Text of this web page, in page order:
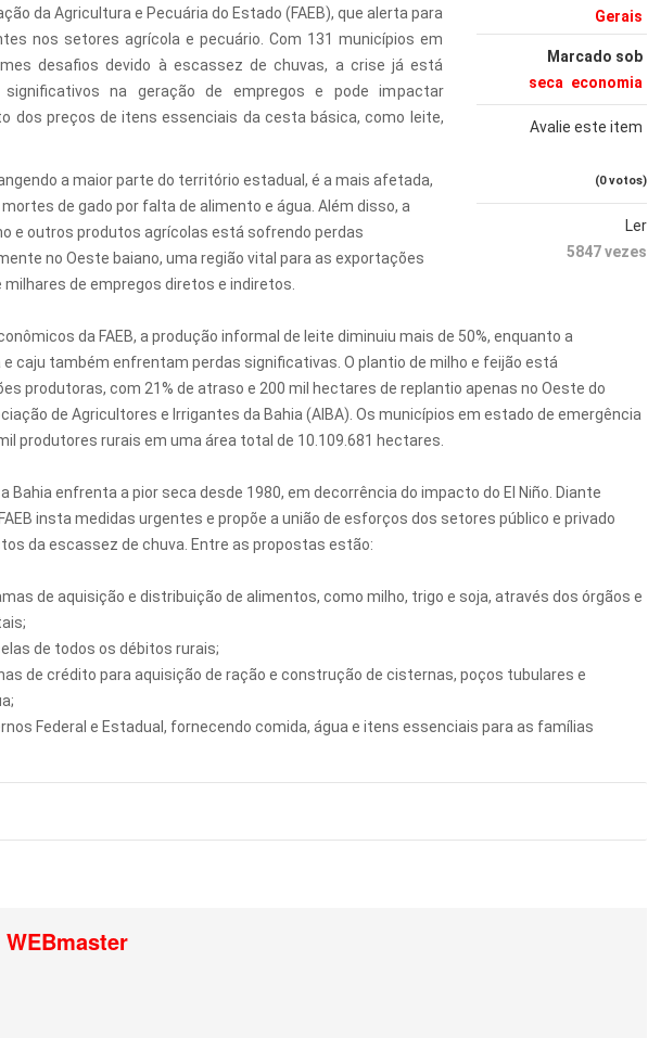
Gerais
Marcado sob
seca economia
Avalie este item
(0 votos)
Ler
5847 vezes
da Agricultura e Pecuária do Estado (FAEB), que alerta para
nos setores agrícola e pecuário. Com 131 municípios em
desafios devido à escassez de chuvas, a crise já está
na geração de empregos e pode impactar
dos preços de itens essenciais da cesta básica, como leite,
a maior parte do território estadual, é a mais afetada,
de gado por falta de alimento e água. Além disso, a
e outros produtos agrícolas está sofrendo perdas
no Oeste baiano, uma região vital para as exportações
de empregos diretos e indiretos.
da FAEB, a produção informal de leite diminuiu mais de 50%, enquanto a
caju também enfrentam perdas significativas. O plantio de milho e feijão está
produtoras, com 21% de atraso e 200 mil hectares de replantio apenas no Oeste do
de Agricultores e Irrigantes da Bahia (AIBA). Os municípios em estado de emergência
produtores rurais em uma área total de 10.109.681 hectares.
Bahia enfrenta a pior seca desde 1980, em decorrência do impacto do El Niño. Diante
insta medidas urgentes e propõe a união de esforços dos setores público e privado
da escassez de chuva. Entre as propostas estão:
de aquisição e distribuição de alimentos, como milho, trigo e soja, através dos órgãos e
de todos os débitos rurais;
de crédito para aquisição de ração e construção de cisternas, poços tubulares e
Federal e Estadual, fornecendo comida, água e itens essenciais para as famílias
WEBmaster